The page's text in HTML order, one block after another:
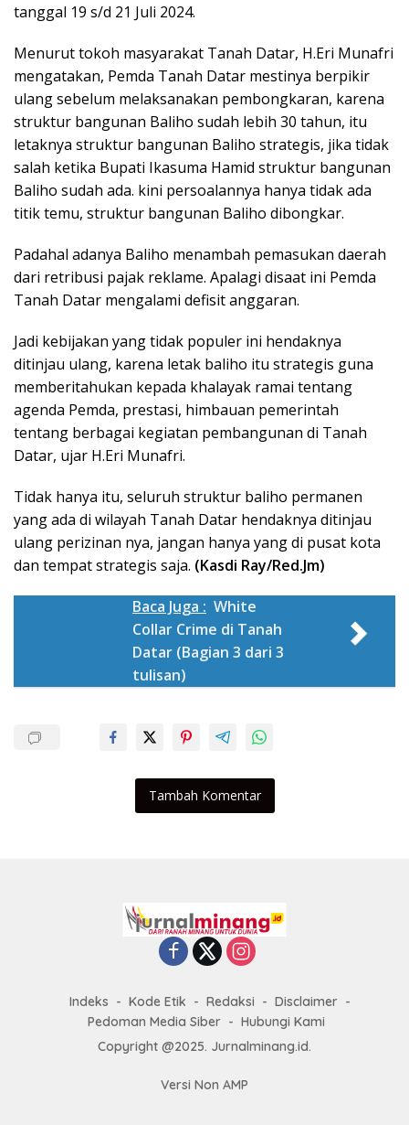
tanggal 19 s/d 21 Juli 2024.
Menurut tokoh masyarakat Tanah Datar, H.Eri Munafri
mengatakan, Pemda Tanah Datar mestinya berpikir
ulang sebelum melaksanakan pembongkaran, karena
struktur bangunan Baliho sudah lebih 30 tahun, itu
letaknya struktur bangunan Baliho strategis, jika tidak
salah ketika Bupati Ikasuma Hamid struktur bangunan
Baliho sudah ada. kini persoalannya hanya tidak ada
titik temu, struktur bangunan Baliho dibongkar.
Padahal adanya Baliho menambah pemasukan daerah
dari retribusi pajak reklame. Apalagi disaat ini Pemda
Tanah Datar mengalami defisit anggaran.
Jadi kebijakan yang tidak populer ini hendaknya
ditinjau ulang, karena letak baliho itu strategis guna
memberitahukan kepada khalayak ramai tentang
agenda Pemda, prestasi, himbauan pemerintah
tentang berbagai kegiatan pembangunan di Tanah
Datar, ujar H.Eri Munafri.
Tidak hanya itu, seluruh struktur baliho permanen
yang ada di wilayah Tanah Datar hendaknya ditinjau
ulang perizinan nya, jangan hanya yang di pusat kota
dan tempat strategis saja. (Kasdi Ray/Red.Jm)
Baca Juga : White
Collar Crime di Tanah
Datar (Bagian 3 dari 3
tulisan)
Tambah Komentar
Indeks Kode Etik Redaksi
Disclaimer
Pedoman Media Siber
Hubungi Kami
Copyright @2025. Jurnalminang.id.
Versi Non AMP